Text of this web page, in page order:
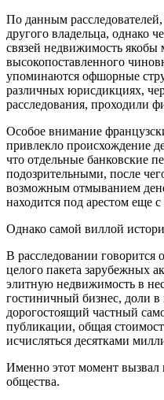
По данным
другого владельца, однако
связей недвижимость якобы
высокопоставленного
упоминаются офшорные
различных юрисдикциях,
расследования, проходили
Особое внимание
привлекло происхождение
что отдельные банковские
подозрительными, после
возможным отмыванием
находится под арестом еще с
Однако самой виллой
В расследовании
целого пакета зарубежных
элитную недвижимость в
гостиничный бизнес, доли
дорогостоящий частный
публикации, общая
исчисляться десятками
Именно этот момент
общества.